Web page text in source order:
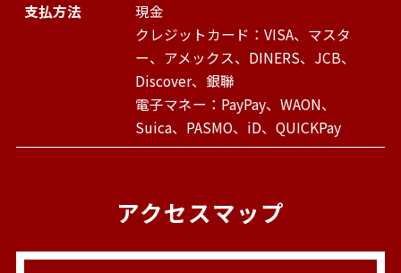
支払方法
現金
クレジットカード：VISA、マスタ
ー、アメックス、DINERS、JCB、
Discover、銀聯
電子マネー：PayPay、WAON、
Suica、PASMO、iD、QUICKPay
アクセスマップ